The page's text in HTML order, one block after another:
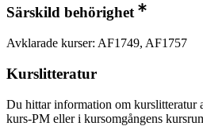
Särskild behörighet
Avklarade kurser: AF1749, AF1757
Kurslitteratur
Du hittar information om kurslitteratur
kurs-PM eller i kursomgångens